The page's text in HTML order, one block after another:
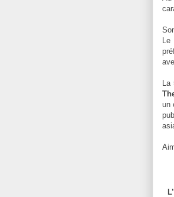
Le
La
un